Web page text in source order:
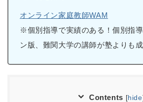
オンライン家庭教師WAM
※個別指導で実績のある！個別指
ン版、難関大学の講師が塾よりも
Contents [hide